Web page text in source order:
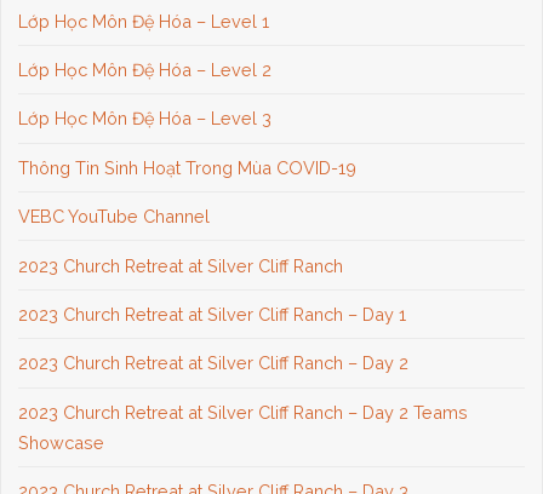
Lớp Học Môn Đệ Hóa – Level 1
Lớp Học Môn Đệ Hóa – Level 2
Lớp Học Môn Đệ Hóa – Level 3
Thông Tin Sinh Hoạt Trong Mùa COVID-19
VEBC YouTube Channel
2023 Church Retreat at Silver Cliff Ranch
2023 Church Retreat at Silver Cliff Ranch – Day 1
2023 Church Retreat at Silver Cliff Ranch – Day 2
2023 Church Retreat at Silver Cliff Ranch – Day 2 Teams
Showcase